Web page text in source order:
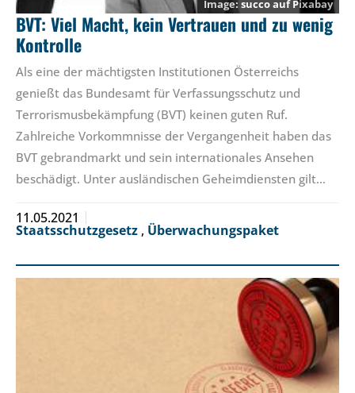
succoaufPixabay
BVT: Viel Macht, kein Vertrauen und zu wenig
Kontrolle
Als eine der mächtigsten Institutionen Österreichs
genießt das Bundesamt für Verfassungsschutz und
Terrorismusbekämpfung (BVT) keinen guten Ruf.
Zahlreiche Vorkommnisse der Vergangenheit haben das
BVT gebrandmarkt und sein internationales Ansehen
beschädigt. Unter ausländischen Geheimdiensten gilt…
11.05.2021
Staatsschutzgesetz , Überwachungspaket